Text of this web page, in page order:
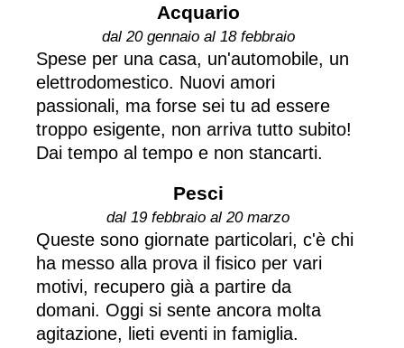
Acquario
dal 20 gennaio al 18 febbraio
Spese per una casa, un'automobile, un
elettrodomestico. Nuovi amori
passionali, ma forse sei tu ad essere
troppo esigente, non arriva tutto subito!
Dai tempo al tempo e non stancarti.
Pesci
dal 19 febbraio al 20 marzo
Queste sono giornate particolari, c'è chi
ha messo alla prova il fisico per vari
motivi, recupero già a partire da
domani. Oggi si sente ancora molta
agitazione, lieti eventi in famiglia.